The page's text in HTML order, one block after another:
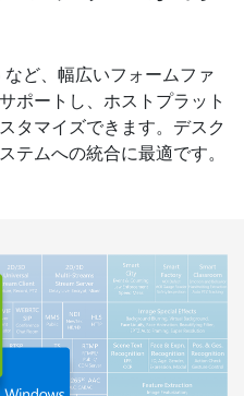
ど、幅広いフォームファ
ポートし、ホストプラット
タマイズできます。デスク
テムへの統合に最適です。